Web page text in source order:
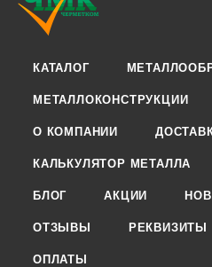
КАТАЛОГ
МЕТАЛЛОКОНСТРУКЦИИ
О КОМПАНИИ
КАЛЬКУЛЯТОР МЕТАЛЛА
БЛОГ АКЦИИ
ОТЗЫВЫ РЕКВИЗИТЫ
ОПЛАТЫ